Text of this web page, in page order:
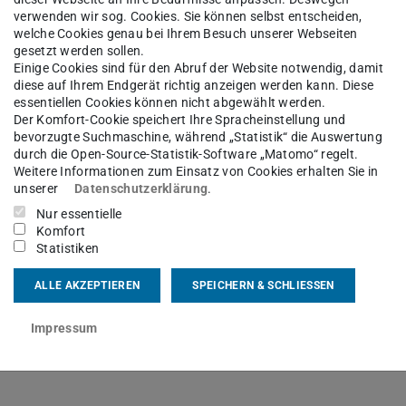
bietet die
Graduiertenschule
unserer Fachgebiete. Darüber hinaus
über die Schwerpunkte und weitere
verwenden wir sog. Cookies. Sie können selbst entscheiden,
welche Cookies genau bei Ihrem Besuch unserer Webseiten
gesetzt werden sollen.
Einige Cookies sind für den Abruf der Website notwendig, damit
diese auf Ihrem Endgerät richtig anzeigen werden kann. Diese
essentiellen Cookies können nicht abgewählt werden.
Der Komfort-Cookie speichert Ihre Spracheinstellung und
bevorzugte Suchmaschine, während „Statistik“ die Auswertung
durch die Open-Source-Statistik-Software „Matomo“ regelt.
Weitere Informationen zum Einsatz von Cookies erhalten Sie in
unserer
Datenschutzerklärung.
Nur essentielle
Komfort
Statistiken
ALLE AKZEPTIEREN SPEICHERN & SCHLIESSEN
Impressum